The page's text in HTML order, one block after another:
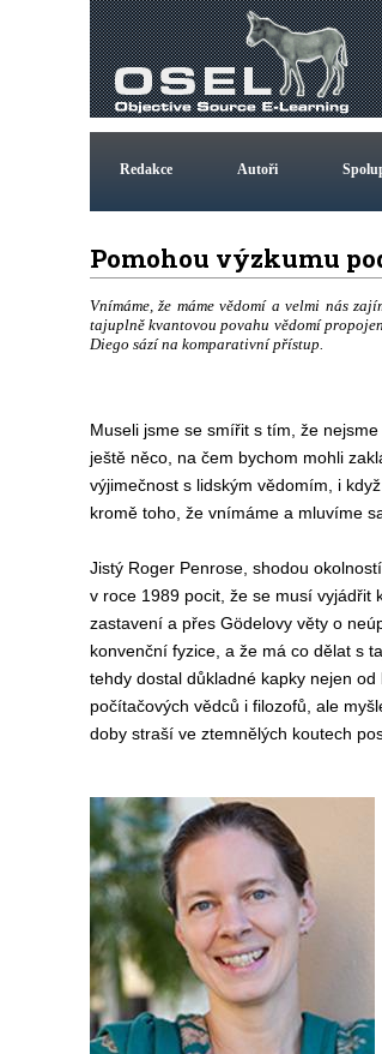
Redakce Autoři
Pomohou výzkumu
Vnímáme, že máme vědomí a velmi nás
tajuplně kvantovou povahu vědomí
Diego sází na komparativní přístup.
Museli jsme se smířit s tím, že
ještě něco, na čem bychom mohli
výjimečnost s lidským vědomím, i
kromě toho, že vnímáme a mluvíme
Jistý Roger Penrose, shodou
v roce 1989 pocit, že se musí vyjádřit
zastavení a přes Gödelovy věty o
konvenční fyzice, a že má co dělat s
tehdy dostal důkladné kapky nejen
počítačových vědců i filozofů, ale
doby straší ve ztemnělých koutech